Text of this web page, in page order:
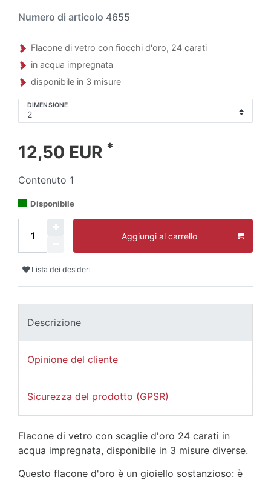
Numero di articolo 4655
Flacone di vetro con fiocchi d'oro, 24 carati
in acqua impregnata
disponibile in 3 misure
DIMENSIONE
12,50 EUR *
Contenuto 1
Disponibile
Aggiungi al carrello
Lista dei desideri
Descrizione
Opinione del cliente
Sicurezza del prodotto (GPSR)
Flacone di vetro con scaglie d'oro 24 carati in
acqua impregnata, disponibile in 3 misure diverse.
Questo flacone d'oro è un gioiello sostanzioso: è